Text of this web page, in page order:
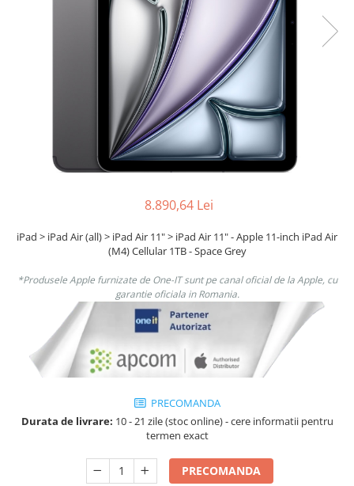
Smartphone IPhone
8.890,64 Lei
iPad > iPad Air (all) > iPad Air 11" > iPad Air 11" - Apple 11-inch iPad Air
(M4) Cellular 1TB - Space Grey
*Produsele Apple furnizate de One-IT sunt pe canal oficial de la Apple, cu
garantie oficiala in Romania.
PRECOMANDA
Durata de livrare: 10 - 21 zile (stoc online) - cere informatii pentru
termen exact
PRECOMANDA